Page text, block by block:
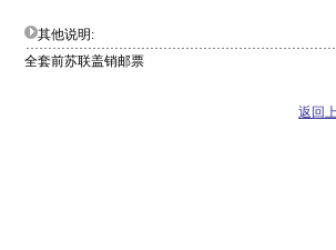
其他说明:
全套前苏联盖销邮票
返回